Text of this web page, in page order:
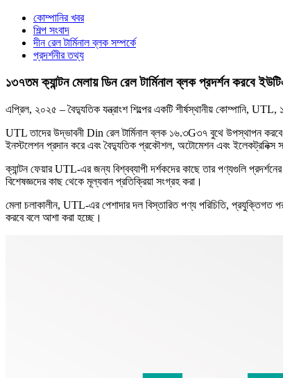
কোম্পানির খবর
শিল্প সংবাদ
দীন রেল টার্মিনাল ব্লক সম্পর্কে
প্রদর্শনীর তথ্য
১৩৭তম ক্যান্টন মেলায় ডিন রেল টার্মিনাল ব্লক প্রদর্শন করবে
এপ্রিল, ২০২৫ – বৈদ্যুতিক যন্ত্রাংশ শিল্পের একটি শীর্ষস্থানীয় কোম্পানি,
UTL তাদের উদ্ভাবনী Din রেল টার্মিনাল ব্লক ১৬.৩G৩৭ বুথে উপস্থাপন
ইনস্টলেশন প্রদান করে এবং বৈদ্যুতিক প্রকৌশল, অটোমেশন এবং ইলেকট্রনিক্স সহ
ক্যান্টন ফেয়ার UTL-এর জন্য বিশ্বব্যাপী দর্শকদের কাছে তার পণ্যগুলি
বিশেষজ্ঞদের কাছ থেকে মূল্যবান প্রতিক্রিয়া সংগ্রহ করা।
মেলা চলাকালীন, UTL-এর পেশাদার দল বিস্তারিত পণ্য পরিচিতি, প্রযুক্তিগত
করবে বলে আশা করা হচ্ছে।